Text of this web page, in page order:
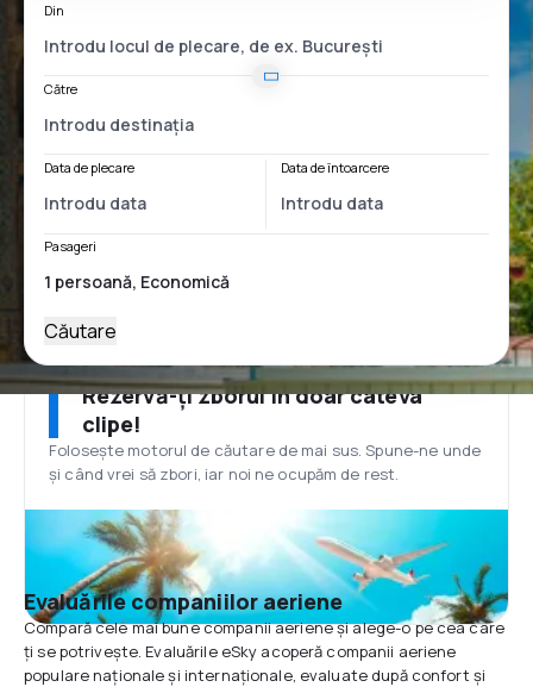
Din
Către
Data de plecare Data de întoarcere
Pasageri
Căutare
Rezervă-ți zborul în doar câteva
clipe!
Folosește motorul de căutare de mai sus. Spune-ne unde
și când vrei să zbori, iar noi ne ocupăm de rest.
Evaluările companiilor aeriene
Compară cele mai bune companii aeriene și alege-o pe cea care
ți se potrivește. Evaluările eSky acoperă companii aeriene
populare naționale și internaționale, evaluate după confort și